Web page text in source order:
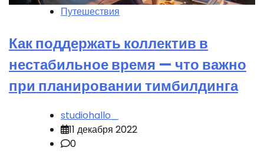
Путешествия
Как поддержать коллектив в
нестабильное время — что важно
при планировании тимбилдинга
studiohallo_
11 декабря 2022
0